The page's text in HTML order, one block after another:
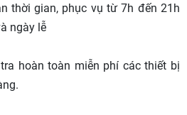
thời gian, phục vụ từ 7h đến 21h
ngày lễ
hoàn toàn miễn phí các thiết bị